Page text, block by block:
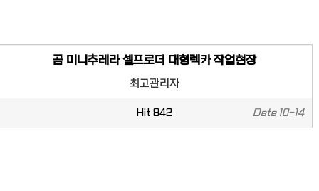
곰 미니추레라 셀프로더 대형렉카 작업현장
최고관리자
Hit 842 Date10-14